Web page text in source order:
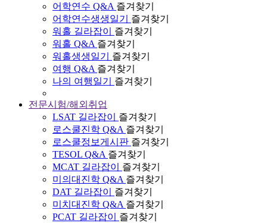
어학연수 Q&A 즐겨찾기
어학연수생생일기
즐겨찾기
워홀 길라잡이
즐겨찾기
워홀 Q&A 즐겨찾기
워홀생생일기
즐겨찾기
여행 Q&A 즐겨찾기
나의 여행일기
즐겨찾기
전문시험/해외취업
LSAT 길라잡이
즐겨찾기
로스쿨진학 Q&A 즐겨찾기
로스쿨정보게시판 즐겨찾기
TESOL Q&A 즐겨찾기
MCAT 길라잡이
즐겨찾기
미의대진학 Q&A 즐겨찾기
DAT 길라잡이
즐겨찾기
미치대진학 Q&A 즐겨찾기
PCAT 길라잡이
즐겨찾기